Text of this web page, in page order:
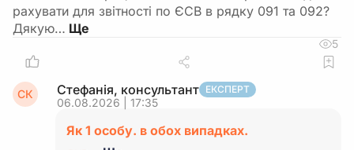
рахувати для звітності по ЄСВ в рядку 091 та 092?
Дякую…
5
СК Стефанія, консультант ЕКСПЕРТ
06.08.2026 | 17:35
Як 1 особу. в обох випадках.